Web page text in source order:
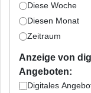
Diese Woche
Diesen Monat
Zeitraum
Anzeige von
Angeboten:
Digitales